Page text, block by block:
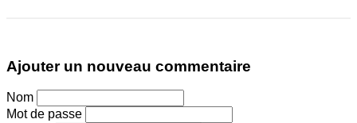
Ajouter un nouveau commentaire
Nom
Mot de passe